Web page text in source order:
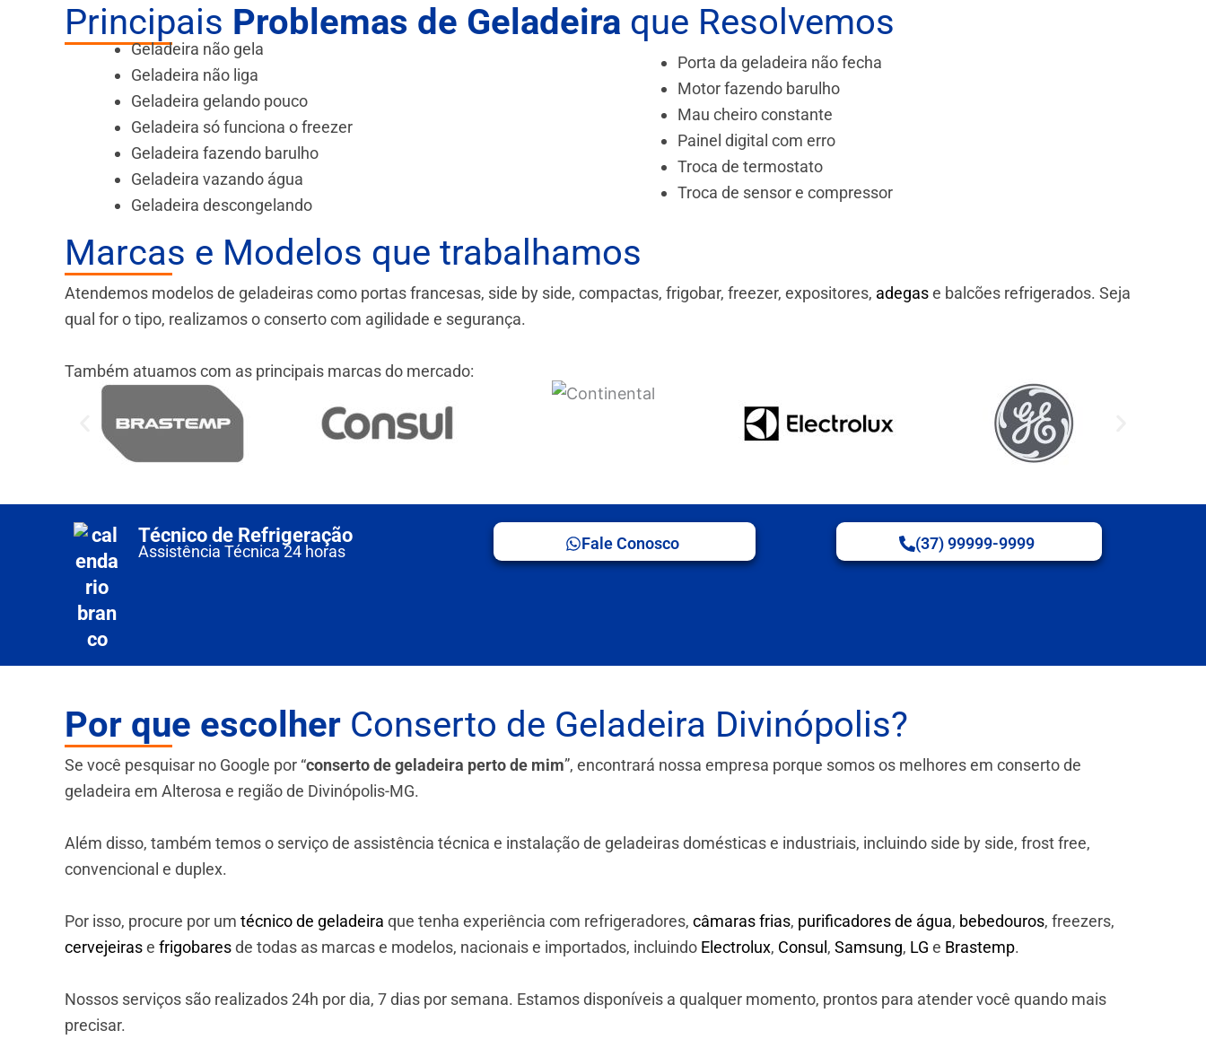
Principais Problemas de Geladeira que Resolvemos
Geladeira não gela
Geladeira não liga
Geladeira gelando pouco
Geladeira só funciona o freezer
Geladeira fazendo barulho
Geladeira vazando água
Geladeira descongelando
Porta da geladeira não fecha
Motor fazendo barulho
Mau cheiro constante
Painel digital com erro
Troca de termostato
Troca de sensor e compressor
Marcas e Modelos que trabalhamos
Atendemos modelos de geladeiras como portas francesas, side by side, compactas, frigobar, freezer, expositores, adegase balcões refrigerados. Seja
qual for o tipo, realizamos o conserto com agilidade e segurança.
Também atuamos com as principais marcas do mercado:
Técnico de Refrigeração
Assistência Técnica 24 horas Fale Conosco (37) 99999-9999
Por que escolher Conserto de Geladeira Divinópolis?
Se você pesquisar no Google por “conserto de geladeira perto de mim”, encontrará nossa empresa porque somos os melhores em conserto de
geladeira em Alterosa e região de Divinópolis-MG.
Além disso, também temos o serviço de assistência técnica e instalação de geladeiras domésticas e industriais, incluindo side by side, frost free,
convencional e duplex.
Por isso, procure por um técnico de geladeira que tenha experiência com refrigeradores, câmaras frias, purificadores de água, bebedouros, freezers,
cervejeirase frigobaresde todas as marcas e modelos, nacionais e importados, incluindo Electrolux, Consul, Samsung, LG e Brastemp.
Nossos serviços são realizados 24h por dia, 7 dias por semana. Estamos disponíveis a qualquer momento, prontos para atender você quando mais
precisar.